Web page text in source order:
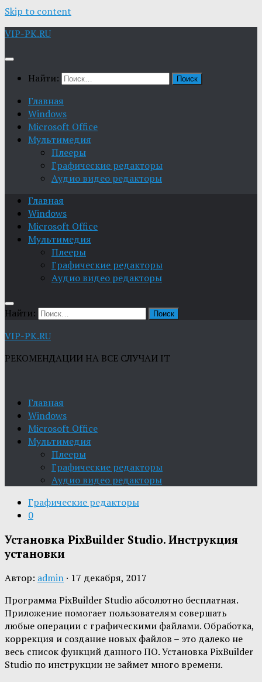
Skip to content
VIP-PK.RU
Найти:
Главная
Windows
Microsoft Office
Мультимедия
Плееры
Графические редакторы
Aудио видео редакторы
Главная
Windows
Microsoft Office
Мультимедия
Плееры
Графические редакторы
Aудио видео редакторы
Найти:
VIP-PK.RU
РЕКОМЕНДАЦИИ НА ВСЕ СЛУЧАИ IT
Главная
Windows
Microsoft Office
Мультимедия
Плееры
Графические редакторы
Aудио видео редакторы
Графические редакторы
0
Установка PixBuilder Studio. Инструкция
установки
Автор: admin · 17 декабря, 2017
Программа PixBuilder Studio абсолютно бесплатная.
Приложение помогает пользователям совершать
любые операции с графическими файлами. Обработка,
коррекция и создание новых файлов – это далеко не
весь список функций данного ПО. Установка PixBuilder
Studio по инструкции не займет много времени.